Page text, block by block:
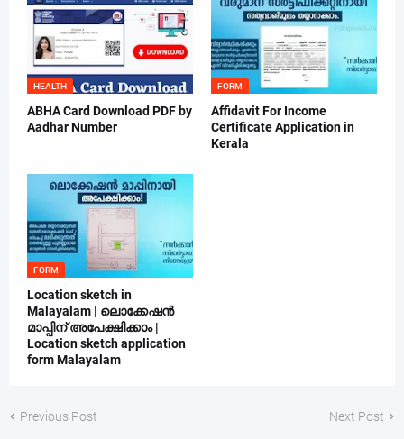
HEALTH
ABHA Card Download PDF by
Aadhar Number
FORM
Affidavit For Income
Certificate Application in
Kerala
FORM
Location sketch in
Malayalam | ലൊക്കേഷൻ
മാപ്പിന് അപേക്ഷിക്കാം |
Location sketch application
form Malayalam
Previous Post Next Post